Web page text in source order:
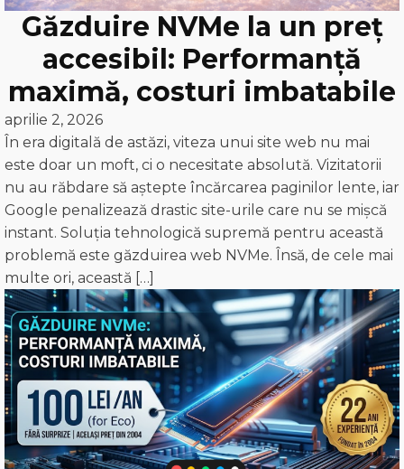
Găzduire NVMe la un preț
accesibil: Performanță
maximă, costuri imbatabile
aprilie 2, 2026
În era digitală de astăzi, viteza unui site web nu mai
este doar un moft, ci o necesitate absolută. Vizitatorii
nu au răbdare să aștepte încărcarea paginilor lente, iar
Google penalizează drastic site-urile care nu se mișcă
instant. Soluția tehnologică supremă pentru această
problemă este găzduirea web NVMe. Însă, de cele mai
multe ori, această […]